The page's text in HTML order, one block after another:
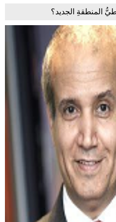
المنطقةِ الجديد؟